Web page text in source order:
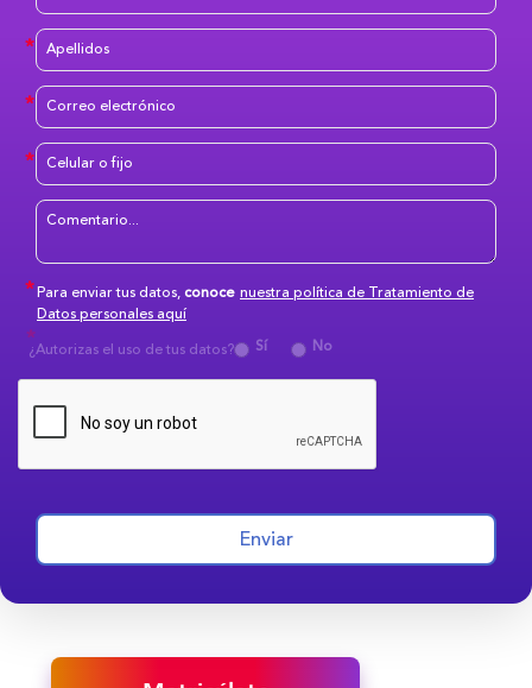
Para enviar tus datos,conoce nuestra política de Tratamiento de
Datos personales aquí
¿Autorizas el uso de tus datos?
Sí No
Enviar